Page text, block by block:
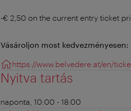
-€ 2,50 on the current entry ticket
Vásároljon most kedvezményesen:
https://www.belvedere.at/en/
Nyitva tartás
naponta, 10:00 - 18:00